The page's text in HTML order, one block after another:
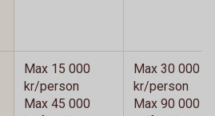
Max 15 000
kr/person
Max 45 000
Max 30 000
kr/person
Max 90 000